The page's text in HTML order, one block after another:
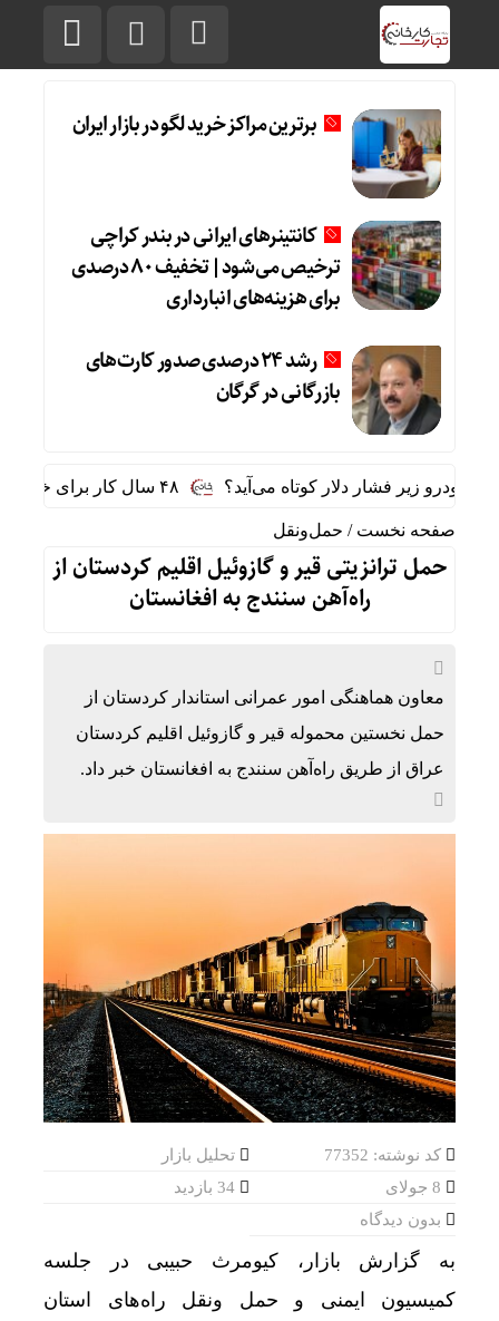
برترین مراکز خرید لگو در بازار ایران
کانتینرهای ایرانی در بندر کراچی
ترخیص می‌شود| تخفیف ۸۰ درصدی
برای هزینه‌های انبارداری
رشد ۲۴ درصدی صدور کارت‌های
بازرگانی در گرگان
۴۸ سال کار برای خرید یک تویوتا کمری
صفحه نخست / حمل‌و‌نقل
حمل ترانزیتی قیر و گازوئیل اقلیم کردستان از
راه‌آهن سنندج به افغانستان
معاون هماهنگی امور عمرانی استاندار کردستان از
حمل نخستین محموله قیر و گازوئیل اقلیم کردستان
عراق از طریق راه‌آهن سنندج به افغانستان خبر داد.
کد نوشته: 77352
تحلیل بازار
بدون دیدگاه
به گزارش بازار، کیومرث حبیبی در جلسه
کمیسیون ایمنی و حمل ونقل راه‌های استان